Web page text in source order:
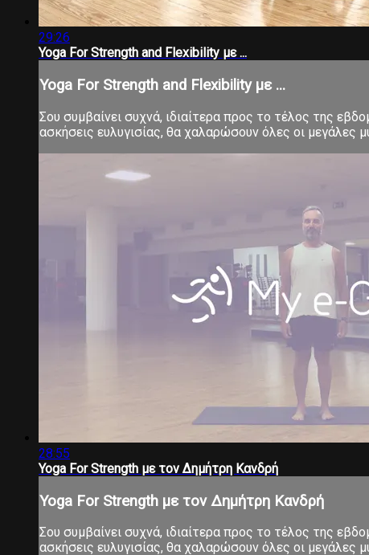
29:26
Yoga For Strength and Flexibility με ...
Yoga For Strength and Flexibility με ...
Σου συμβαίνει συχνά, ιδιαίτερα προς το τέλος της
ασκήσεις ευλυγισίας, θα χαλαρώσουν όλες οι μεγάλες
28:55
Yoga For Strength με τον Δημήτρη Κανδρή
Yoga For Strength με τον Δημήτρη Κανδρή
Σου συμβαίνει συχνά, ιδιαίτερα προς το τέλος της
ασκήσεις ευλυγισίας, θα χαλαρώσουν όλες οι μεγάλες